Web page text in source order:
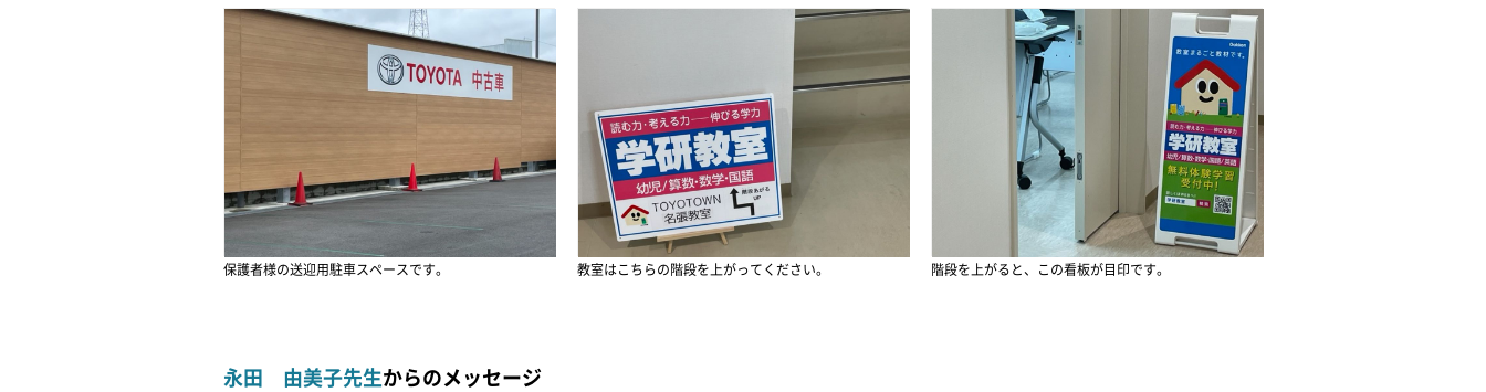
保護者様の送迎用駐車スペースです。 教室はこちらの階段を上がってください。 階段を上がると、この看板が目印です。
永田 由美子先生からのメッセージ